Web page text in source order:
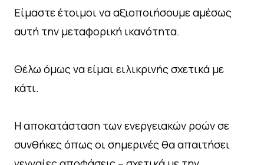
Είμαστε έτοιμοι να αξιοποιήσουμε αμέσως
αυτή την μεταφορική ικανότητα.
Θέλω όμως να είμαι ειλικρινής σχετικά με
κάτι.
Η αποκατάσταση των ενεργειακών ροών σε
συνθήκες όπως οι σημερινές θα απαιτήσει